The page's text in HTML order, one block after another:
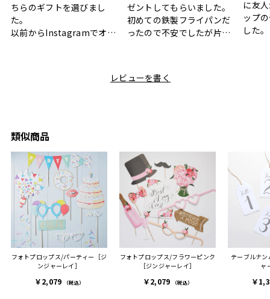
ちらのギフトを選びまし
た。
以前からInstagramでオシ
と大好きなカレーのセット
ちらも大変気に入ったと写
った時は、HYACCAギフト
を選んでよかったし他の友
人にもお勧めしたいと感じ
ました。
また、こちら不注意でメー
ルアドレスを誤って入力し
登録してログインできなく
困った際にも、迅速に回答
連絡があり大変助かりまし
ゼントしてもらいました。
初めての鉄製フライパンだ
ったので不安でしたが片手
利です。洗い物も減って一
で、いい思い出になりまし
た。
に友
ップ
した。
ヒー
レビューを書く
類似商品
フォトプロップス/パーティー［ジ
ンジャーレイ］
￥2,079 （税込）
フォトプロップス/フラワーピンク
［ジンジャーレイ］
￥2,079 （税込）
テーブルナ
ャ
￥